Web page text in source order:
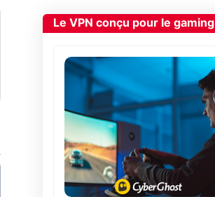
Le VPN conçu pour le gaming